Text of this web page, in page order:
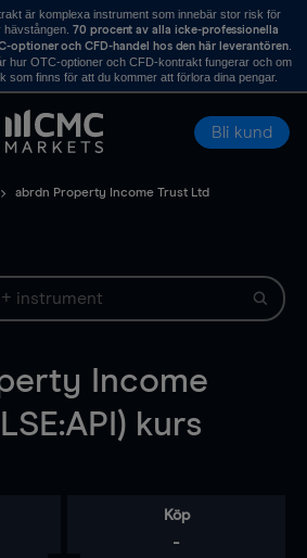
är komplexa instrument som innebär stor risk för
70 procent av alla icke-professionella
optioner och CFD-handel hos den här leverantören.
hur OTC-optioner och CFD-kontrakt fungerar och om
som finns för att du kommer att förlora dina pengar.
Bli kund
abrdn Property Income Trust Ltd
Income
kurs
Köp
-